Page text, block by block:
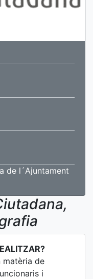
de l´Ajuntament
matèria de
i